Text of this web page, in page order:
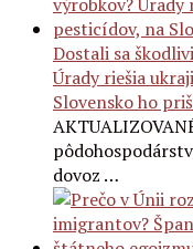
Dostali sa
Úrady riešia
Slovensko ho
dovoz …